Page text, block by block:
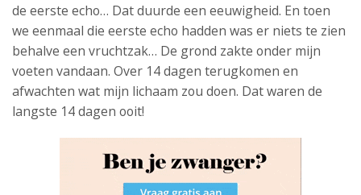
de eerste echo… Dat duurde een eeuwigheid. En toen
we eenmaal die eerste echo hadden was er niets te zien
behalve een vruchtzak… De grond zakte onder mijn
voeten vandaan. Over 14 dagen terugkomen en
afwachten wat mijn lichaam zou doen. Dat waren de
langste 14 dagen ooit!